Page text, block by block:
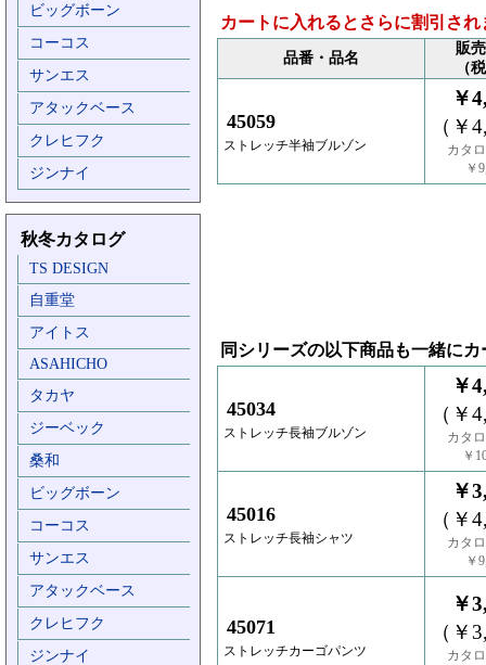
ビッグボーン
コーコス
サンエス
アタックベース
クレヒフク
ジンナイ
秋冬カタログ
TS DESIGN
自重堂
アイトス
ASAHICHO
タカヤ
ジーベック
桑和
ビッグボーン
コーコス
サンエス
アタックベース
クレヒフク
ジンナイ
カートに入れるとさらに割引され
品番・品名
販
（
45059
ストレッチ半袖ブルゾン
￥
（￥
カタ
￥
同シリーズの以下商品も一緒に
45034
ストレッチ長袖ブルゾン
￥
（￥
カタ
￥
45016
ストレッチ長袖シャツ
￥
（￥
カタ
￥
45071
ストレッチカーゴパンツ
￥
（￥
カタ